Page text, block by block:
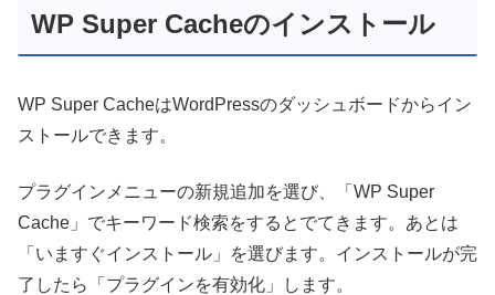
WP Super Cacheのインストール
WP Super CacheはWordPressのダッシュボードからイン
ストールできます。
プラグインメニューの新規追加を選び、「WP Super
Cache」でキーワード検索をするとでてきます。あとは
「いますぐインストール」を選びます。インストールが完
了したら「プラグインを有効化」します。